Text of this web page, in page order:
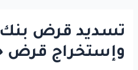
ﺗﺴﺪﻳﺪ ﻗﺮض
وإﺳﺘﺨﺮاج ﻗﺮض